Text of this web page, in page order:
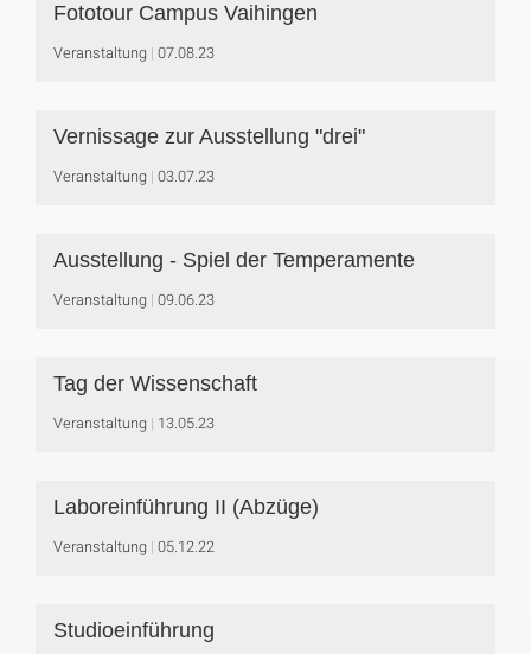
Fototour Campus Vaihingen
Veranstaltung 07.08.23
Vernissage zur Ausstellung "drei"
Veranstaltung 03.07.23
Ausstellung - Spiel der Temperamente
Veranstaltung 09.06.23
Tag der Wissenschaft
Veranstaltung 13.05.23
Laboreinführung II (Abzüge)
Veranstaltung 05.12.22
Studioeinführung